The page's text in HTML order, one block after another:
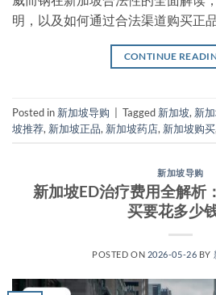
明，以及如何通过合法渠道购买正
CONTINUE
Posted in 新加坡导购 Tagged 新加坡, 新
坡推荐, 新加坡正品, 新加坡药店, 新加坡购买,
新加坡导购
新加坡ED治疗费用全解析
买要花多少
POSTED ON 2026-05-26 BY